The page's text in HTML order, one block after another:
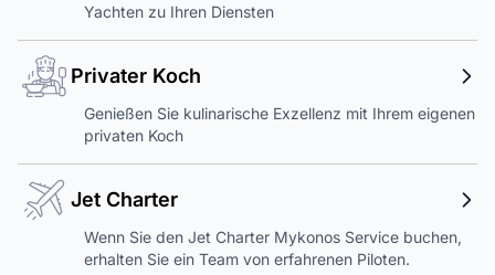
Yachten zu Ihren Diensten
Privater Koch
Genießen Sie kulinarische Exzellenz mit Ihrem eigenen
privaten Koch
Jet Charter
Wenn Sie den Jet Charter Mykonos Service buchen,
erhalten Sie ein Team von erfahrenen Piloten.